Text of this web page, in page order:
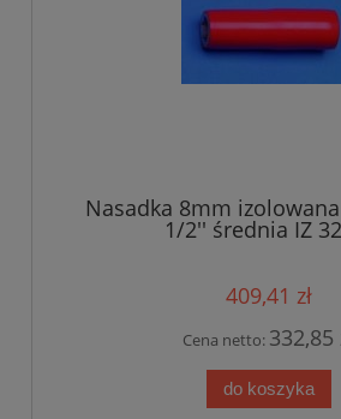
Nasadka 8mm izolowana
1/2'' średnia IZ
409,41 zł
Cena netto: 332,85
do koszyka